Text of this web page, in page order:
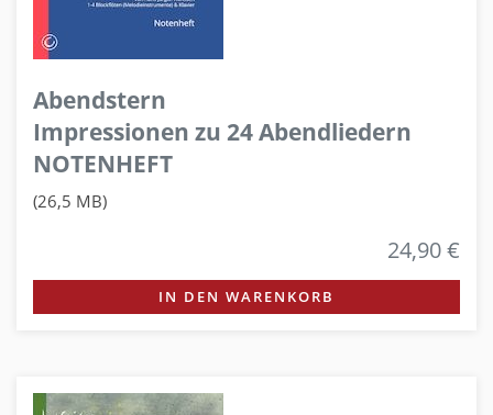
Abendstern
Impressionen zu 24 Abendliedern
NOTENHEFT
(26,5 MB)
24,90 €
IN DEN WARENKORB